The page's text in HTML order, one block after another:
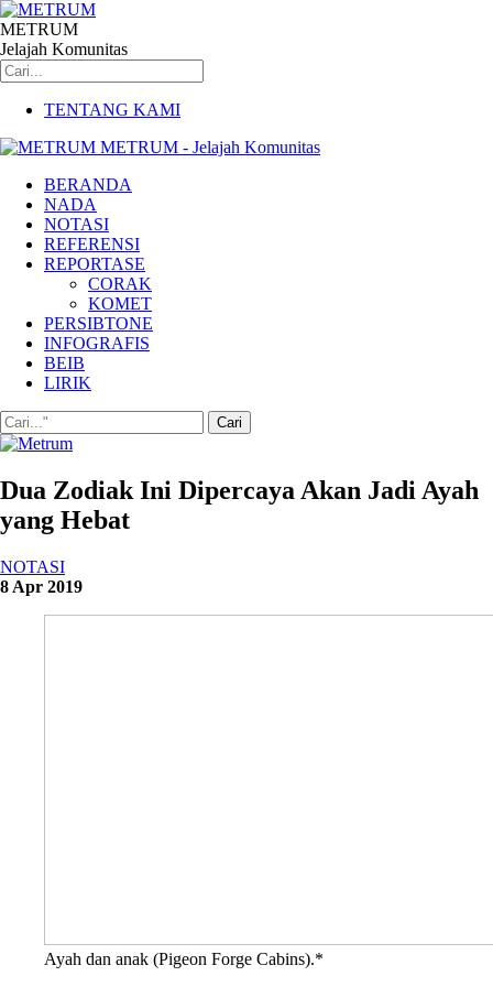
METRUM
Jelajah Komunitas
TENTANG KAMI
METRUM - Jelajah Komunitas
BERANDA
NADA
NOTASI
REFERENSI
REPORTASE
CORAK
KOMET
PERSIBTONE
INFOGRAFIS
BEIB
LIRIK
Dua Zodiak Ini Dipercaya Akan Jadi Ayah
yang Hebat
NOTASI
8 Apr 2019
Ayah dan anak (Pigeon Forge Cabins).*